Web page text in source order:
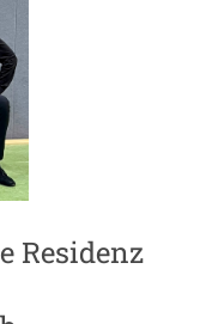
Residenz